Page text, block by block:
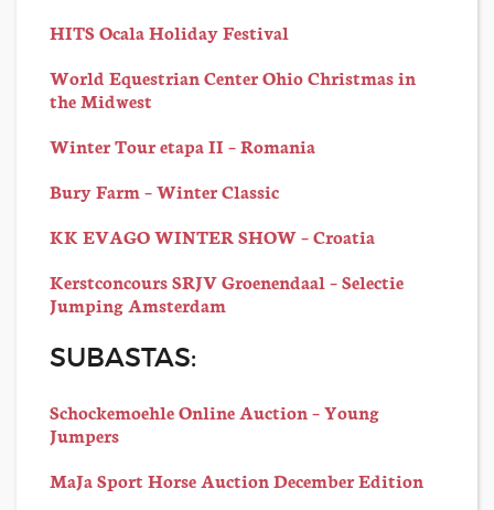
HITS Ocala Holiday Festival
World Equestrian Center Ohio Christmas in
the Midwest
Winter Tour etapa II – Romania
Bury Farm – Winter Classic
KK EVAGO WINTER SHOW – Croatia
Kerstconcours SRJV Groenendaal – Selectie
Jumping Amsterdam
SUBASTAS:
Schockemoehle Online Auction – Young
Jumpers
MaJa Sport Horse Auction December Edition